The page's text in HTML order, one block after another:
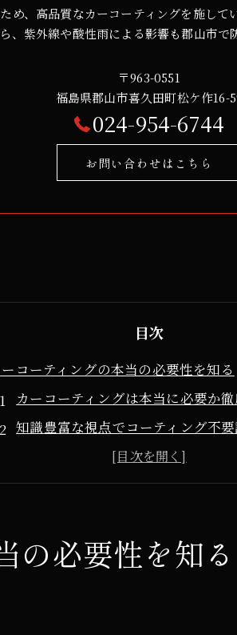
め、高品質なカーコーティングを施し
、紫外線や酸性雨による影響も郡山市で
〒963-0551
福島県郡山市喜久田町松ケ作16-
024-954-6744
お問い合わせはこちら
目次
コーティングの本当の必要性を知る
カーコーティングは本当に必要か
知識豊富な視点でコーティング不
車コーティングの必要性と後悔しな
車 コーティングとは何かをわかり
豊富な視点でコーティングを判断
カーコーティングを知識豊富に比較
の必要性を知る